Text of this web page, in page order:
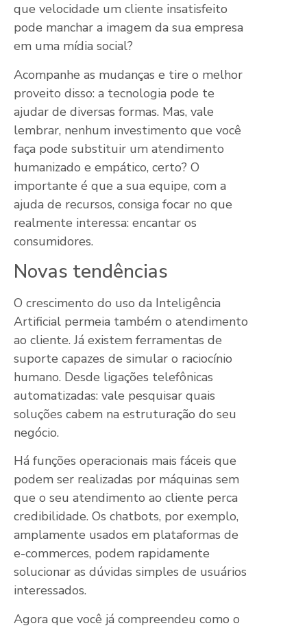
que velocidade um cliente insatisfeito
pode manchar a imagem da sua empresa
em uma mídia social?
Acompanhe as mudanças e tire o melhor
proveito disso: a tecnologia pode te
ajudar de diversas formas. Mas, vale
lembrar, nenhum investimento que você
faça pode substituir um atendimento
humanizado e empático, certo? O
importante é que a sua equipe, com a
ajuda de recursos, consiga focar no que
realmente interessa: encantar os
consumidores.
Novas tendências
O crescimento do uso da Inteligência
Artificial permeia também o atendimento
ao cliente. Já existem ferramentas de
suporte capazes de simular o raciocínio
humano. Desde ligações telefônicas
automatizadas: vale pesquisar quais
soluções cabem na estruturação do seu
negócio.
Há funções operacionais mais fáceis que
podem ser realizadas por máquinas sem
que o seu atendimento ao cliente perca
credibilidade. Os chatbots, por exemplo,
amplamente usados em plataformas de
e-commerces, podem rapidamente
solucionar as dúvidas simples de usuários
interessados.
Agora que você já compreendeu como o